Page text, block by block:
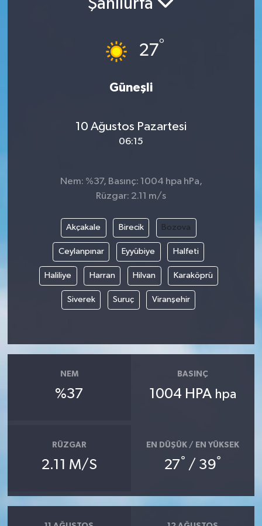
Şanlıurfa
27°
Güneşli
10 Ağustos Pazartesi
06:15
Nem: %37, Basınç: 1004 hpa hPa,
Rüzgar: 2.11 m/s
Akçakale Birecik Bozova
Ceylanpınar Eyyübiye Halfeti
Haliliye Harran Hilvan Karaköprü
Siverek Suruç Viranşehir
NEM
%37
BASINÇ
1004 HPA hpa
RÜZGAR
2.11 M/S
EN DÜŞÜK / EN YÜKSEK
27° / 39°